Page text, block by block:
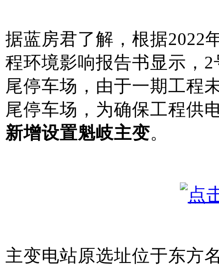
据蓝房君了解，根据2022
程环境影响报告书显示，
尾停车场，由于一期工程
尾停车场，为确保工程供
新增设置魁岐主变。
主变电站原选址位于东方